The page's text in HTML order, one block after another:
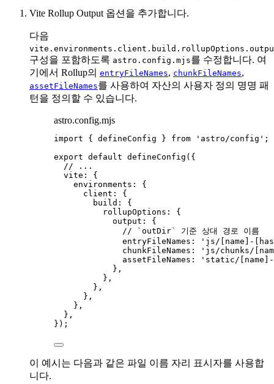
Vite Rollup Output 옵션을 추가합니다.
다음
구성을 포함하도록 astro.config.mjs를 수정합니다. 여
기에서 Rollup의 entryFileNames, chunkFileNames,
assetFileNames를 사용하여 자산의 사용자 정의 명명 패
턴을 정의할 수 있습니다.
astro.config.mjs
import { defineConfig } from ' astro/config ' ;
export default defineConfig ({
// ...
vite: {
environments: {
client: {
build: {
rollupOptions: {
output: {
// `outDir` 기준 상대 경로 이름
entryFileNames:
' js/[name]-
chunkFileNames:
' js/chunks/
assetFileNames:
' static/[name]-
},
},
},
},
},
},
});
이 예시는 다음과 같은 파일 이름 자리 표시자를 사용합
니다.